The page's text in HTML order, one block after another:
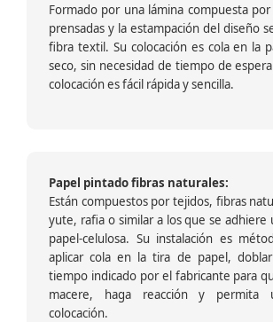
Formado por una lámina compuesta
prensadas y la estampación del diseño
fibra textil. Su colocación es cola en la
seco, sin necesidad de tiempo de
colocación es fácil rápida y sencilla.
Papel pintado fibras naturales:
Están compuestos por tejidos, fibras
yute, rafia o similar a los que se adhiere
papel-celulosa. Su instalación es
aplicar cola en la tira de papel,
tiempo indicado por el fabricante para
macere, haga reacción y permita
colocación.